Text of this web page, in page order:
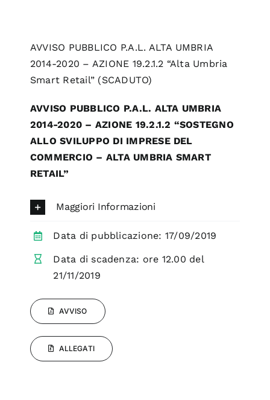
AVVISO PUBBLICO P.A.L. ALTA UMBRIA
2014-2020 – AZIONE 19.2.1.2 “Alta Umbria
Smart Retail” (SCADUTO)
AVVISO PUBBLICO P.A.L. ALTA UMBRIA
2014-2020 – AZIONE 19.2.1.2 “SOSTEGNO
ALLO SVILUPPO DI IMPRESE DEL
COMMERCIO – ALTA UMBRIA SMART
RETAIL”
Maggiori Informazioni
Data di pubblicazione: 17/09/2019
Data di scadenza: ore 12.00 del
21/11/2019
AVVISO
ALLEGATI